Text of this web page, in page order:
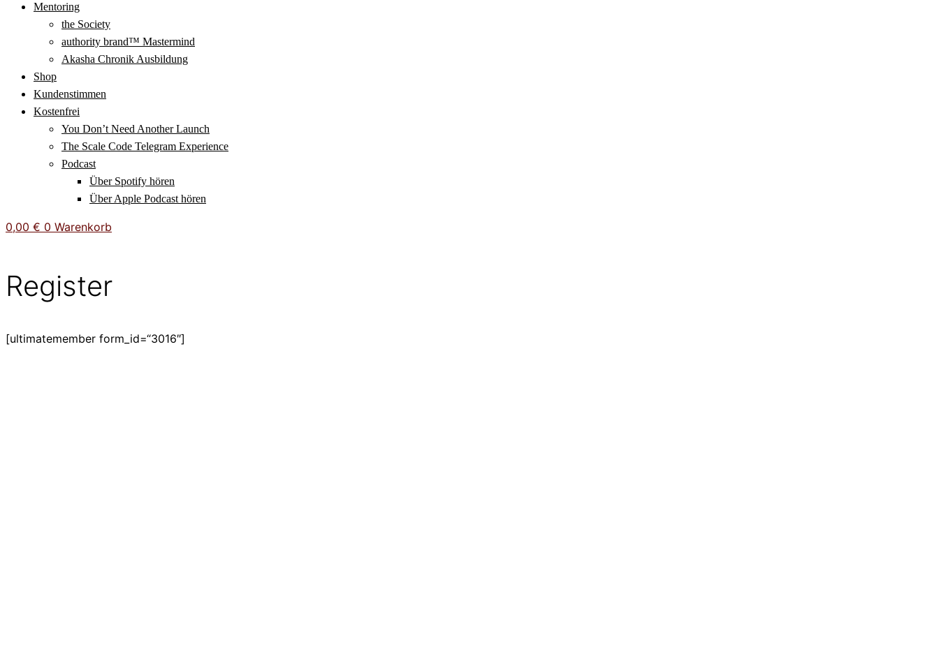
Mentoring
the Society
authority brand™ Mastermind
Akasha Chronik Ausbildung
Shop
Kundenstimmen
Kostenfrei
You Don’t Need Another Launch
The Scale Code Telegram Experience
Podcast
Über Spotify hören
Über Apple Podcast hören
0,00 € 0 Warenkorb
Register
[ultimatemember form_id=“3016″]